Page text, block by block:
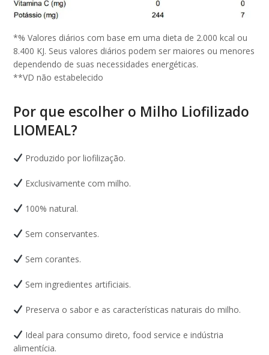
*% Valores diários com base em uma dieta de 2.000 kcal ou
8.400 KJ. Seus valores diários podem ser maiores ou menores
dependendo de suas necessidades energéticas.
**VD não estabelecido
Por que escolher o Milho Liofilizado
LIOMEAL?
Produzido por liofilização.
Exclusivamente com milho.
100% natural.
Sem conservantes.
Sem corantes.
Sem ingredientes artificiais.
Preserva o sabor e as características naturais do milho.
Ideal para consumo direto, food service e indústria
alimentícia.